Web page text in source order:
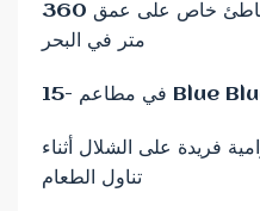
لأن بلو بلو السخنة تتميز بشاطئ خاص على عمق 360
متر في البحر
فريدة على الشلال أثناء
تناول الطعام